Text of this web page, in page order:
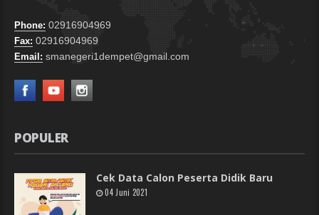
Phone: 02916904969
Fax: 02916904969
Email: smanegeri1dempet@gmail.com
POPULER
Cek Data Calon Peserta Didik Baru
04 Juni 2021